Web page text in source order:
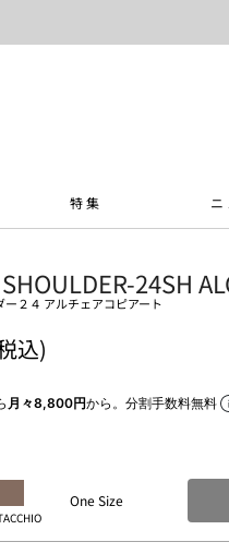
特集 ニ
24SH
ー２４ アルチェアコピアート
込)
月々8,800円から。分割手数料無料
One Size